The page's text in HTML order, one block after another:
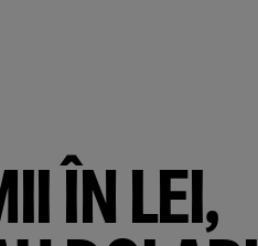
ÎN LEI,